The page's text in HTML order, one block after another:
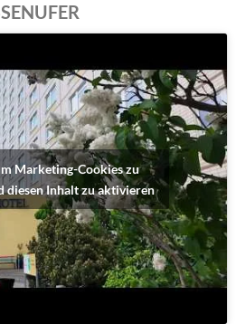
Marketing-Cookies zu
diesen Inhalt zu aktivieren